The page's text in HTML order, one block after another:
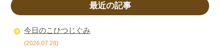
最近の記事
今日のこひつじぐみ
(2026.07.28)